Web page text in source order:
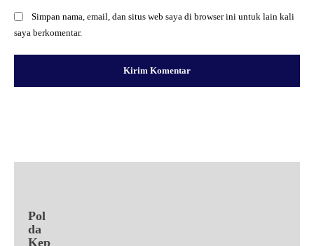
Simpan nama, email, dan situs web saya di browser ini untuk lain kali
saya berkomentar.
Pol
da
Kep